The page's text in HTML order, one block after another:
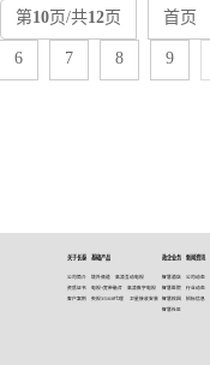
第10页/共12页 首页
6 7 8 9
关于长泰
公司简介
资质证书
客户案例
基础产品
境外频道 高清互动电视
电视+宽带融合 高清数字电视
央视3/5/6/8代理 卫星接收安装
政企业务
智慧酒店
智慧医院
智慧校园
智慧社区
新闻资讯
公司动态
行业动态
招标信息